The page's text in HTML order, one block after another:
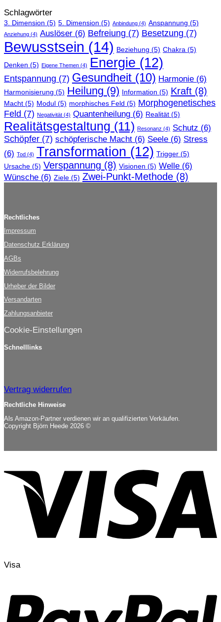
Schlagwörter
3. Dimension (5) 5. Dimension (5) Anbindung (4) Anspannung (5)
Anziehung (4) Auslöser (6) Befreiung (7) Besetzung (7)
Bewusstsein (14) Beziehung (5) Chakra (5)
Denken (5) Eigene Themen (4) Energie (12)
Entspannung (7) Gesundheit (10) Harmonie (6)
Harmonisierung (5) Heilung (9) Information (5) Kraft (8)
Macht (5) Modul (5) morphisches Feld (5) Morphogenetisches
Feld (7) Negativität (4) Quantenheilung (6) Realität (5)
Realitätsgestaltung (11) Resonanz (4) Schutz (6)
Schöpfer (7) schöpferische Macht (6) Seele (6) Stress
(6) Tod (4) Transformation (12) Trigger (5)
Ursache (5) Verspannung (8) Visionen (5) Welle (6)
Wünsche (6) Ziele (5) Zwei-Punkt-Methode (8)
Rechtliches
Impressum
Datenschutz Erklärung
AGBs
Widerrufsbelehrung
Urheber der Bilder
Versandarten
Zahlungsanbieter
Cookie-Einstellungen
Schnelllinks
Vertrag widerrufen
Rechtliche Hinweise
Als Amazon-Partner verdienen wir an qualifizierten Verkäufen.
Copyright Björn Heede 2026 ©
Visa